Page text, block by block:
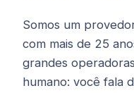
Somos um
com mais de 25
grandes
humano: você fala